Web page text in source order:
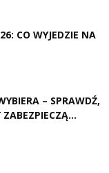
CO WYJEDZIE NA
– SPRAWDŹ,
ZABEZPIECZĄ...